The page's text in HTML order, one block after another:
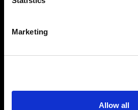
Marketing
Allow all
Diseñado para perdurar con
El Pro-11 se ha diseñado
volúmenes de imágenes con
tan resistente y duradero que